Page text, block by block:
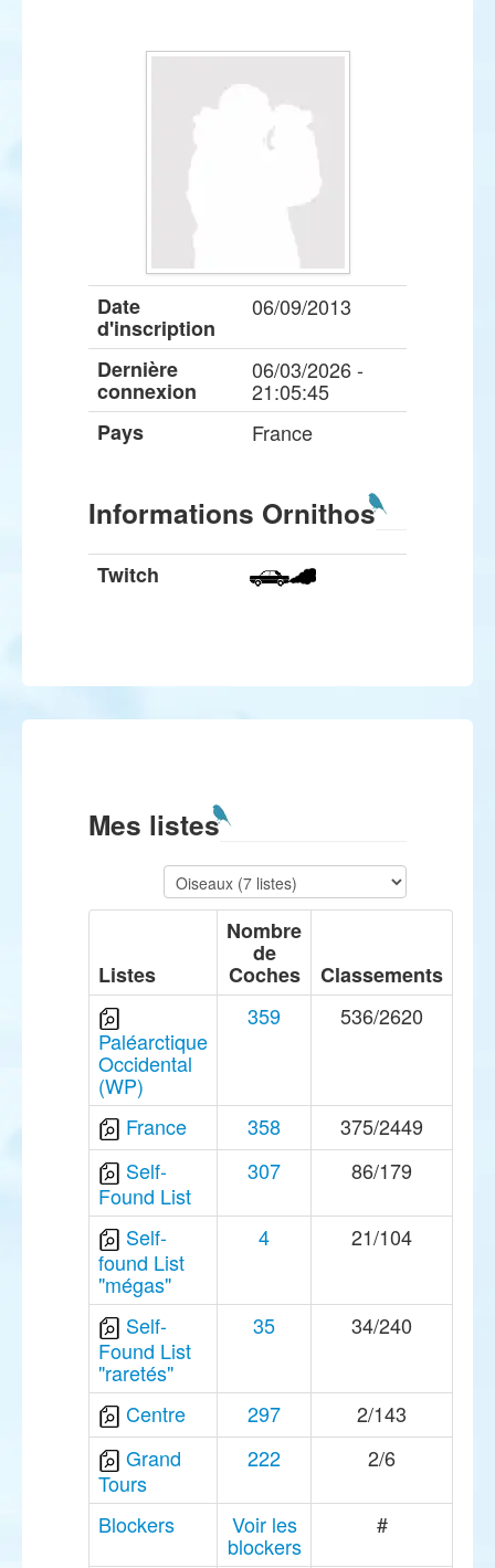
Date
d'inscription
06/09/2013
Dernière
connexion
06/03/2026 -
21:05:45
Pays
France
Informations Ornithos
Twitch
Mes listes
Listes
Nombre
de
Coches Classements
Paléarctique
Occidental
(WP)
359 536/2620
France 358
375/2449
Self-
Found List
307 86/179
Self-
found List
"mégas"
4 21/104
Self-
Found List
"raretés"
35 34/240
Centre 297
2/143
Grand
Tours
222 2/6
Blockers Voir les
blockers
#